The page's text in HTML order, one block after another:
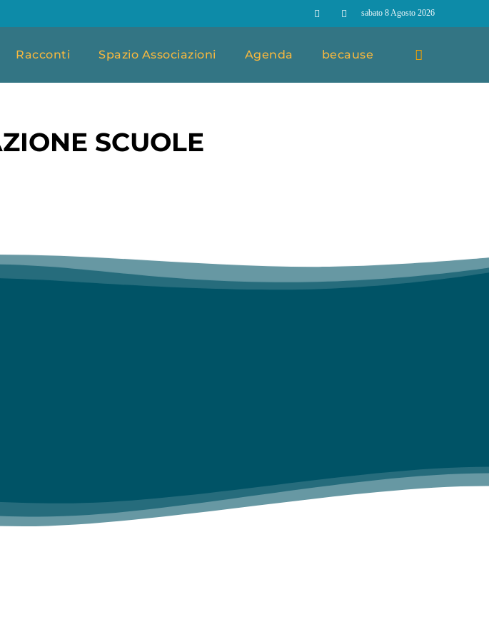
sabato 8 Agosto 2026
Racconti Spazio Associazioni Agenda because
SCUOLE